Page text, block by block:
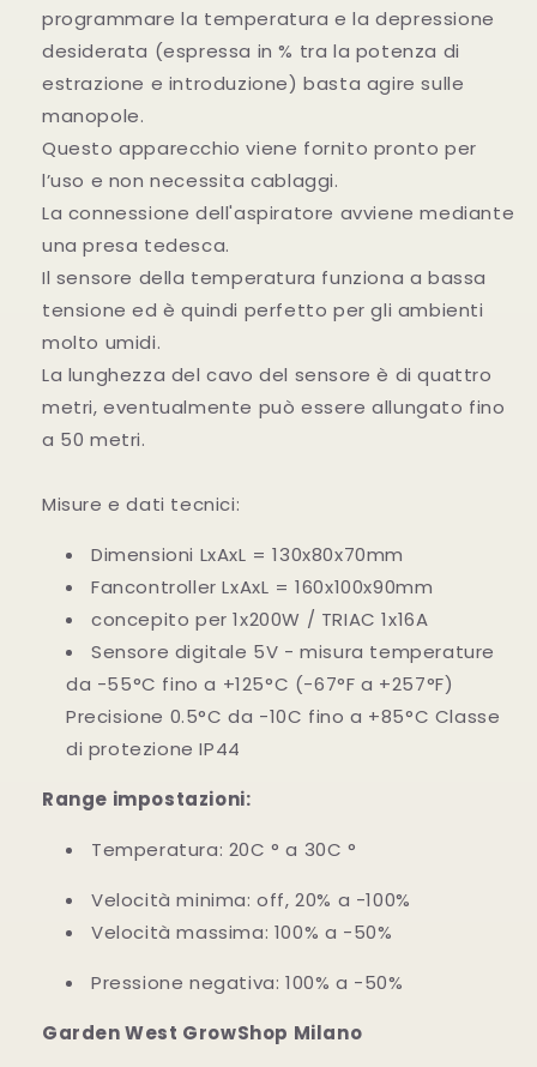
programmare la temperatura e la depressione
desiderata (espressa in % tra la potenza di
estrazione e introduzione) basta agire sulle
manopole.
Questo apparecchio viene fornito pronto per
l’uso e non necessita cablaggi.
La connessione dell'aspiratore avviene mediante
una presa tedesca.
Il sensore della temperatura funziona a bassa
tensione ed è quindi perfetto per gli ambienti
molto umidi.
La lunghezza del cavo del sensore è di quattro
metri, eventualmente può essere allungato fino
a 50 metri.
Misure e dati tecnici:
Dimensioni LxAxL = 130x80x70mm
Fancontroller LxAxL = 160x100x90mm
concepito per 1x200W / TRIAC 1x16A
Sensore digitale 5V - misura temperature
da -55°C fino a +125°C (-67°F a +257°F)
Precisione 0.5°C da -10C fino a +85°C Classe
di protezione IP44
Range impostazioni:
Temperatura: 20C ° a 30C °
Velocità minima: off, 20% a -100%
Velocità massima: 100% a -50%
Pressione negativa: 100% a -50%
Garden West GrowShop Milano